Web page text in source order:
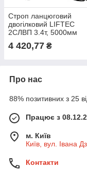
Строп ланцюговий
двогілковий LIFTEC
2СЛВП 3.4т, 5000мм
4 420,77 ₴
Про нас
88% позитивних з 25
Працює з
м. Київ
Київ, вул. Івана
Контакти